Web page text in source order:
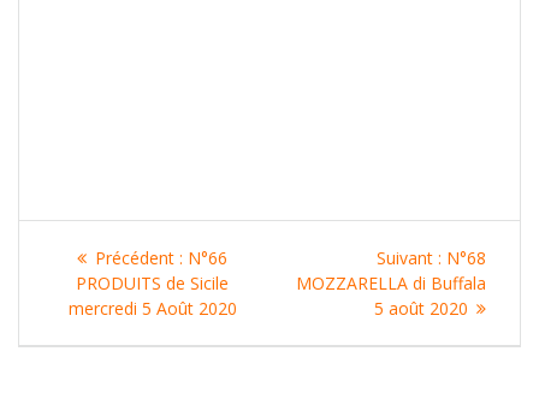
Navigation
l’article
Précédent : Article
précédent
:
N°66
PRODUITS de Sicile
mercredi 5 Août 2020
Suivant : Article
suivant
:
N°68
MOZZARELLA di Buffala
5 août 2020